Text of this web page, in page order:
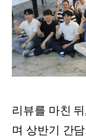
리뷰를 마친
며 상반기 간